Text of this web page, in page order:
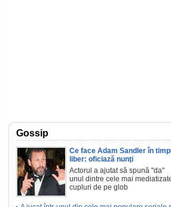
Gossip
Ce face Adam Sandler în
liber: oficiază nunţi
Actorul a ajutat să spună "da"
unul dintre cele mai
cupluri de pe glob